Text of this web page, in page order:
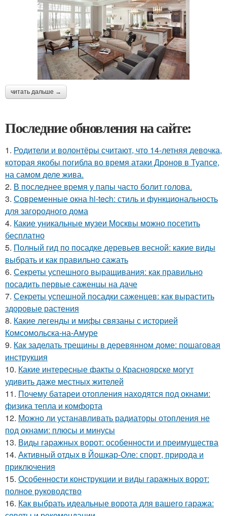
читать дальше →
Последние обновления на сайте:
1. Родители и волонтёры считают, что 14-летняя девочка,
которая якобы погибла во время атаки Дронов в Туапсе,
на самом деле жива.
2. В последнее время у папы часто болит голова.
3. Современные окна hi-tech: стиль и функциональность
для загородного дома
4. Какие уникальные музеи Москвы можно посетить
бесплатно
5. Полный гид по посадке деревьев весной: какие виды
выбрать и как правильно сажать
6. Секреты успешного выращивания: как правильно
посадить первые саженцы на даче
7. Секреты успешной посадки саженцев: как вырастить
здоровые растения
8. Какие легенды и мифы связаны с историей
Комсомольска-на-Амуре
9. Как заделать трещины в деревянном доме: пошаговая
инструкция
10. Какие интересные факты о Красноярске могут
удивить даже местных жителей
11. Почему батареи отопления находятся под окнами:
физика тепла и комфорта
12. Можно ли устанавливать радиаторы отопления не
под окнами: плюсы и минусы
13. Виды гаражных ворот: особенности и преимущества
14. Активный отдых в Йошкар-Оле: спорт, природа и
приключения
15. Особенности конструкции и виды гаражных ворот:
полное руководство
16. Как выбрать идеальные ворота для вашего гаража: